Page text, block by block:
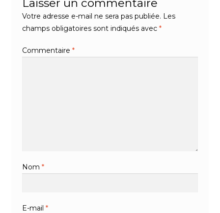
Laisser un commentaire
Votre adresse e-mail ne sera pas publiée. Les
champs obligatoires sont indiqués avec*
Commentaire*
Nom*
E-mail*